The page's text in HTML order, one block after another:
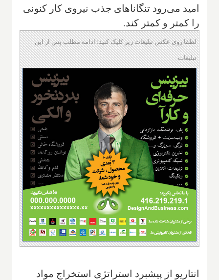
امید می‌رود تنگاناهای جذب نیروی کار کنونی
را کمتر و کمتر کند.
لطفا روی عکس تبلیغات زیر کلیک کنید؛ ادامه مطلب پس از این
تبلیغات
انتاریو از پیشبرد استراتژی استخراج مواد